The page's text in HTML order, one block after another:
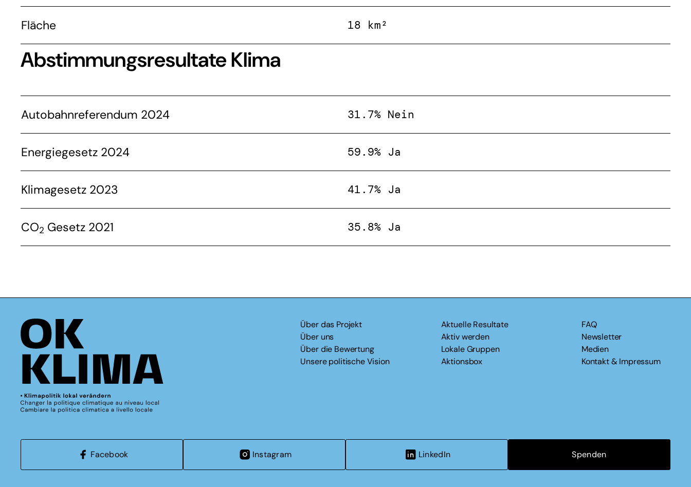
Fläche 18 km²
Abstimmungsresultate Klima
Autobahnreferendum 2024 31.7% Nein
Energiegesetz 2024 59.9% Ja
Klimagesetz 2023 41.7% Ja
CO2 Gesetz 2021 35.8% Ja
Über das Projekt
Über uns
Über die Bewertung
Unsere politische Vision
Aktuelle Resultate
Aktiv werden
Lokale Gruppen
Aktionsbox
FAQ
Newsletter
Medien
Kontakt & Impressum
Facebook Instagram LinkedIn Spenden